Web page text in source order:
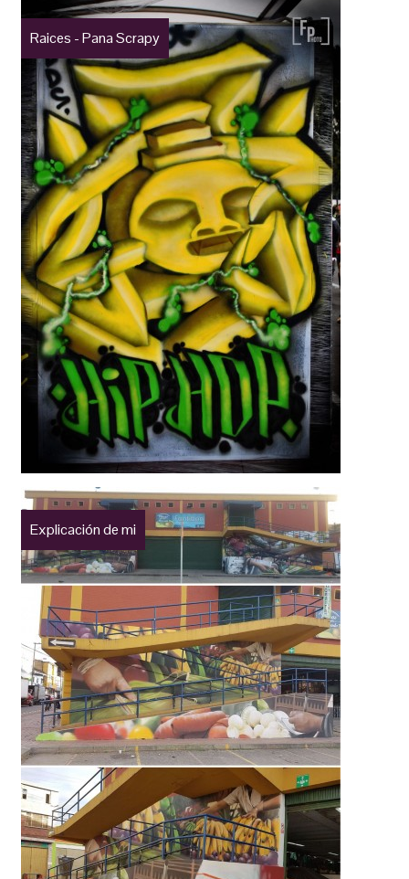
Raices - Pana Scrapy
Explicación de mi